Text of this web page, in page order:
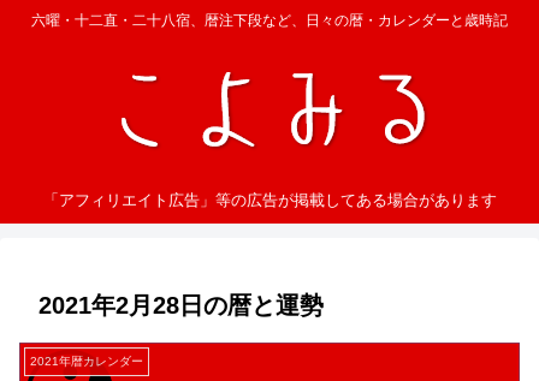
六曜・十二直・二十八宿、暦注下段など、日々の暦・カレンダーと歳時記
「アフィリエイト広告」等の広告が掲載してある場合があります
2021年2月28日の暦と運勢
2021年暦カレンダー